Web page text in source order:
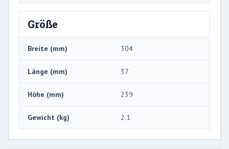
Größe
Breite (mm) 304
Länge (mm) 37
Höhe (mm) 239
Gewicht (kg) 2.1